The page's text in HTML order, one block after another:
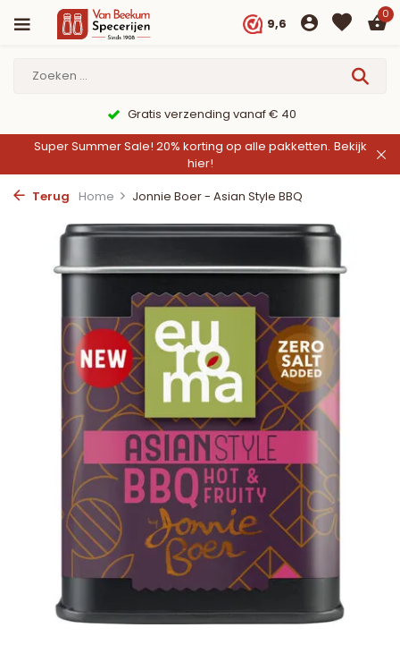
9,6
0
Gratis verzending vanaf € 40
Super Summer Sale! 20% korting op alle pakketten. Bekijk
hier!
Terug
Home Jonnie Boer - Asian Style BBQ